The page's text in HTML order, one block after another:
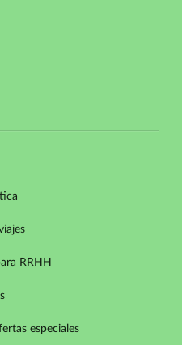
RRHH
especiales